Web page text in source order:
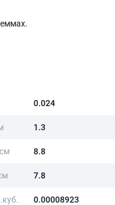
0.024
1.3
8.8
7.8
0.00008923